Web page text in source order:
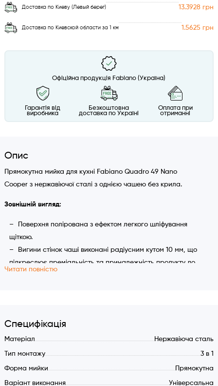
Доставка по Киеву (Левый берег) 13.3928 грн
Доставка по Киевской области за 1 км 1.5625 грн
Офіційна продукція Fabiano (Україна)
Гарантія від
виробника
Безкоштовна
доставка по Україні
Оплата при
отриманні
Опис
Прямокутна мийка для кухні Fabiano Quadro 49 Nano
Cooper з нержавіючої сталі з однією чашею без крила.
Зовнішній вигляд:
Поверхня полірована з ефектом легкого шліфування
щіткою.
Вигини стінок чаші виконані радіусним кутом 10 мм, що
підкреслює преміальність та приналежність продукту до
Габаритні розміри: 490х440 мм.
Чаша: 450x400 мм.
глибина: 200 мм.
Читати повністю
Специфікація
Матеріал Нержавіюча сталь
Тип монтажу 3 в 1
Форма мийки Прямокутна
Варіант виконання Універсальна